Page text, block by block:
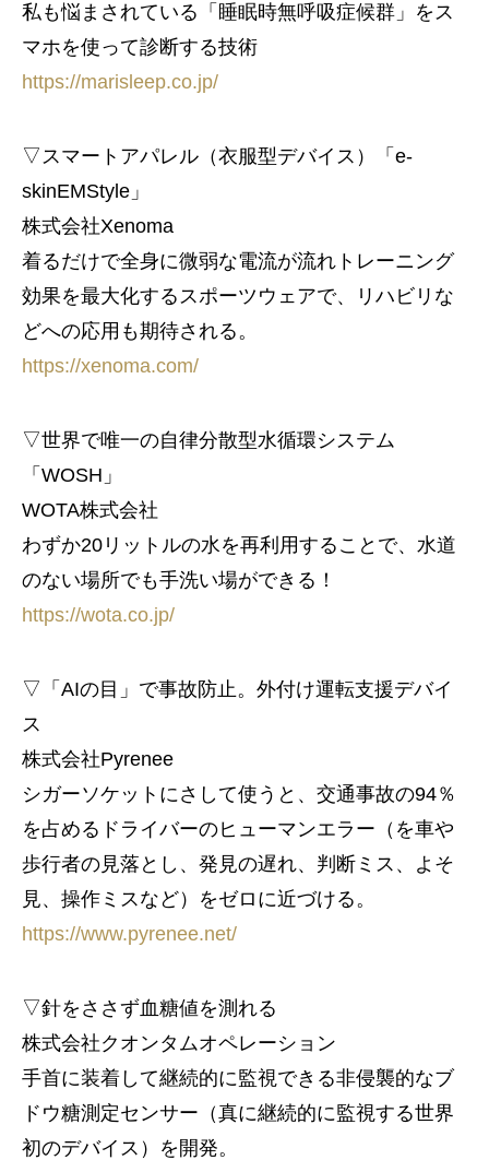
私も悩まされている「睡眠時無呼吸症候群」をス
マホを使って診断する技術
https://marisleep.co.jp/
▽スマートアパレル（衣服型デバイス）「e-
skinEMStyle」
株式会社Xenoma
着るだけで全身に微弱な電流が流れトレーニング
効果を最大化するスポーツウェアで、リハビリな
どへの応用も期待される。
https://xenoma.com/
▽世界で唯一の自律分散型水循環システム
「WOSH」
WOTA株式会社
わずか20リットルの水を再利用することで、水道
のない場所でも手洗い場ができる！
https://wota.co.jp/
▽「AIの目」で事故防止。外付け運転支援デバイ
ス
株式会社Pyrenee
シガーソケットにさして使うと、交通事故の94％
を占めるドライバーのヒューマンエラー（を車や
歩行者の見落とし、発見の遅れ、判断ミス、よそ
見、操作ミスなど）をゼロに近づける。
https://www.pyrenee.net/
▽針をささず血糖値を測れる
株式会社クオンタムオペレーション
手首に装着して継続的に監視できる非侵襲的なブ
ドウ糖測定センサー（真に継続的に監視する世界
初のデバイス）を開発。